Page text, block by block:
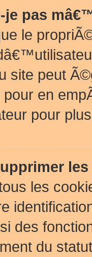
je pas
le
site peut
en
pour
les
les
des
du